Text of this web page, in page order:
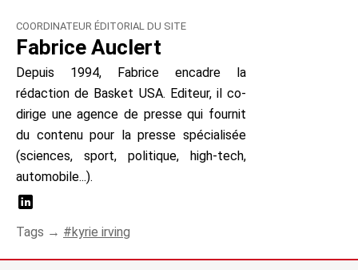
COORDINATEUR ÉDITORIAL DU SITE
Fabrice Auclert
Depuis 1994, Fabrice encadre la
rédaction de Basket USA. Editeur, il co-
dirige une agence de presse qui fournit
du contenu pour la presse spécialisée
(sciences, sport, politique, high-tech,
automobile...).
Tags → kyrie irving